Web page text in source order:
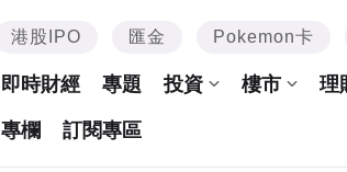
港股IPO 匯金 Pokemon卡
即時財經 專題 投資 樓市 理
專欄 訂閱專區